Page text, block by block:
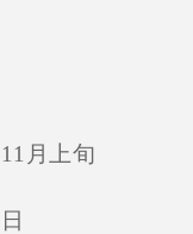
月上旬